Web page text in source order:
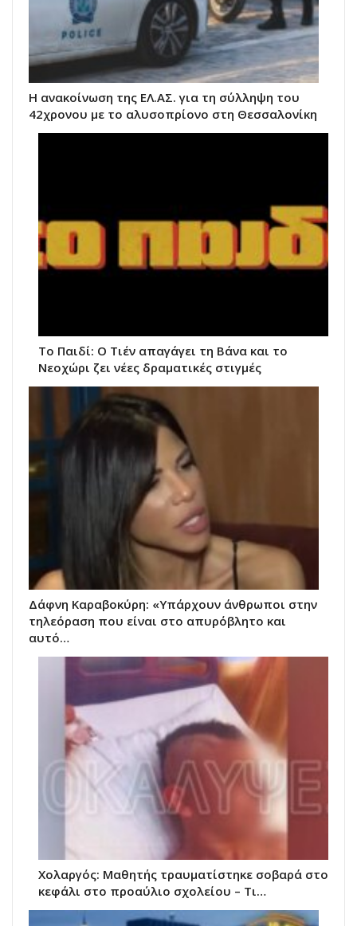
Η ανακοίνωση της ΕΛ.ΑΣ. για τη σύλληψη του
42χρονου με το αλυσοπρίονο στη Θεσσαλονίκη
Το Παιδί: Ο Τιέν απαγάγει τη Βάνα και το
Νεοχώρι ζει νέες δραματικές στιγμές
Δάφνη Καραβοκύρη: «Υπάρχουν άνθρωποι στην
τηλεόραση που είναι στο απυρόβλητο και
αυτό…
Χολαργός: Μαθητής τραυματίστηκε σοβαρά στο
κεφάλι στο προαύλιο σχολείου – Τι…